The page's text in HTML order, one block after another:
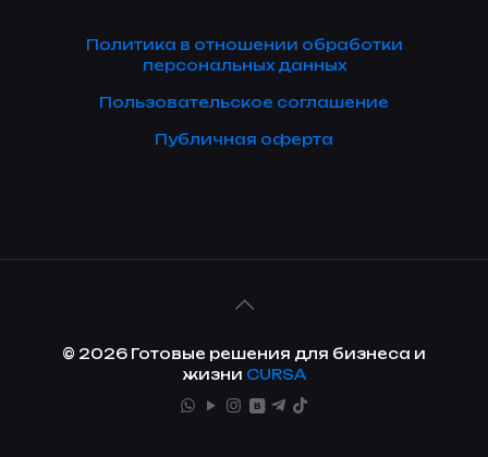
Политика в отношении обработки
персональных данных
Пользовательское соглашение
Публичная оферта
© 2026 Готовые решения для бизнеса и
жизни CURSA